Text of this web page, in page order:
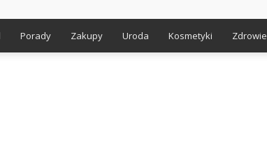
Porady Zakupy Uroda Kosmetyki Zdrowie